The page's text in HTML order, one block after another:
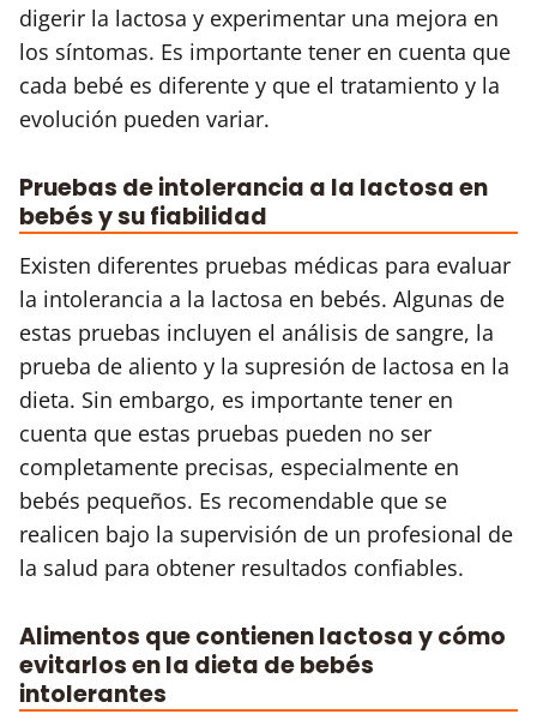
digerir la lactosa y experimentar una mejora en
los síntomas. Es importante tener en cuenta que
cada bebé es diferente y que el tratamiento y la
evolución pueden variar.
Pruebas de intolerancia a la lactosa en
bebés y su fiabilidad
Existen diferentes pruebas médicas para evaluar
la intolerancia a la lactosa en bebés. Algunas de
estas pruebas incluyen el análisis de sangre, la
prueba de aliento y la supresión de lactosa en la
dieta. Sin embargo, es importante tener en
cuenta que estas pruebas pueden no ser
completamente precisas, especialmente en
bebés pequeños. Es recomendable que se
realicen bajo la supervisión de un profesional de
la salud para obtener resultados confiables.
Alimentos que contienen lactosa y cómo
evitarlos en la dieta de bebés
intolerantes